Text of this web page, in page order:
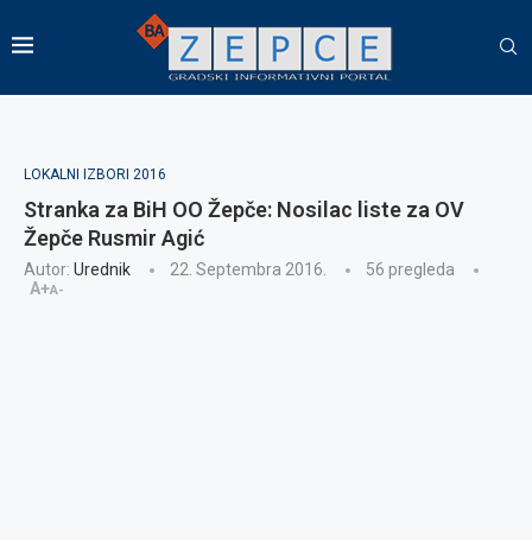
LOKALNI IZBORI 2016
Stranka za BiH OO Žepče: Nosilac liste za OV
Žepče Rusmir Agić
Autor: Urednik 22. Septembra 2016. 56 pregleda
A+A-